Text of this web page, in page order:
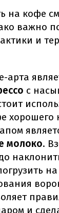
на кофе
важно
и
арта
с
хорошего
молоко.
и